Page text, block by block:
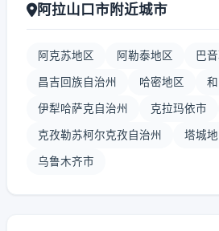
阿拉山口市附近城市
阿克苏地区 阿勒泰地区 巴
昌吉回族自治州 哈密地区
伊犁哈萨克自治州 克拉玛依市
克孜勒苏柯尔克孜自治州 塔城
乌鲁木齐市